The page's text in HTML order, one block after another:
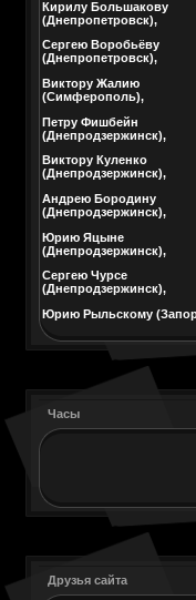
Кирилу Большакову
(Днепропетровск),
Сергею Воробьёву
(Днепропетровск),
Виктору Жалию
(Симферополь),
Петру Фишбейн
(Днепродзержинск),
Виктору Куленко
(Днепродзержинск),
Андрею Бородину
(Днепродзержинск),
Юрию Яцыне
(Днепродзержинск),
Сергею Чурсе
(Днепродзержинск),
Юрию Рыльскому
Часы
Друзья сайта